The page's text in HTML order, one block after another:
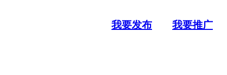
我要发布 我要推广